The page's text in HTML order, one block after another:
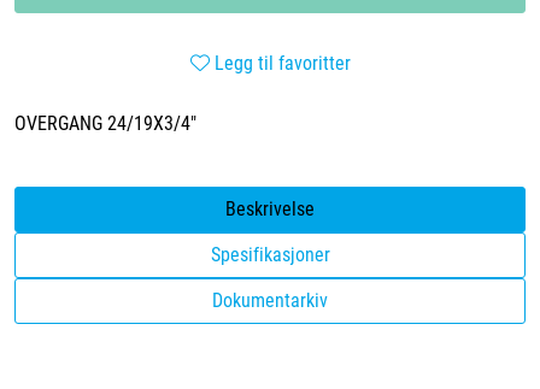
Legg til favoritter
OVERGANG 24/19X3/4"
Beskrivelse
Spesifikasjoner
Dokumentarkiv